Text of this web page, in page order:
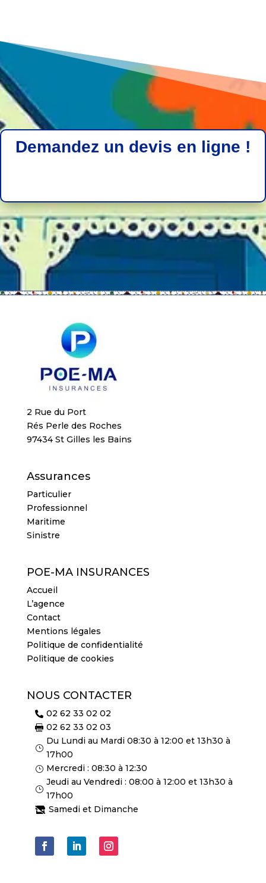
Demandez un devis en ligne !
2 Rue du Port
Rés Perle des Roches
97434 St Gilles les Bains
Assurances
Particulier
Professionnel
Maritime
Sinistre
POE-MA INSURANCES
Accueil
L’agence
Contact
Mentions légales
Politique de confidentialité
Politique de cookies
NOUS CONTACTER
 02 62 33 02 02
 02 62 33 02 03
}
Du Lundi au Mardi 08:30 à 12:00 et 13h30 à
17h00
} Mercredi : 08:30 à 12:30
}
Jeudi au Vendredi : 08:00 à 12:00 et 13h30 à
17h00
 Samedi et Dimanche